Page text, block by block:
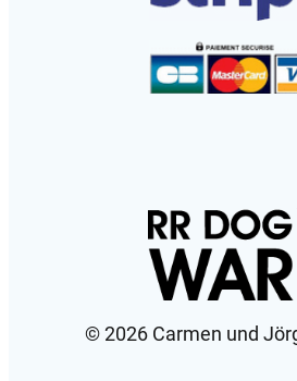
©️ 2026 Carmen und